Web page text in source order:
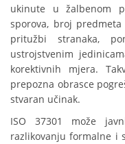
ukinute u žalbenom
sporova, broj
pritužbi stranaka,
ustrojstvenim
korektivnih mjera.
prepozna obrasce
stvaran učinak.
ISO 37301 može
razlikovanju formalne i